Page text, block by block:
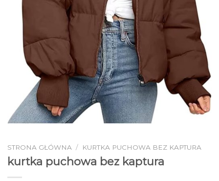
STRONA GŁÓWNA / KURTKA PUCHOWA BEZ KAPTURA
kurtka puchowa bez kaptura